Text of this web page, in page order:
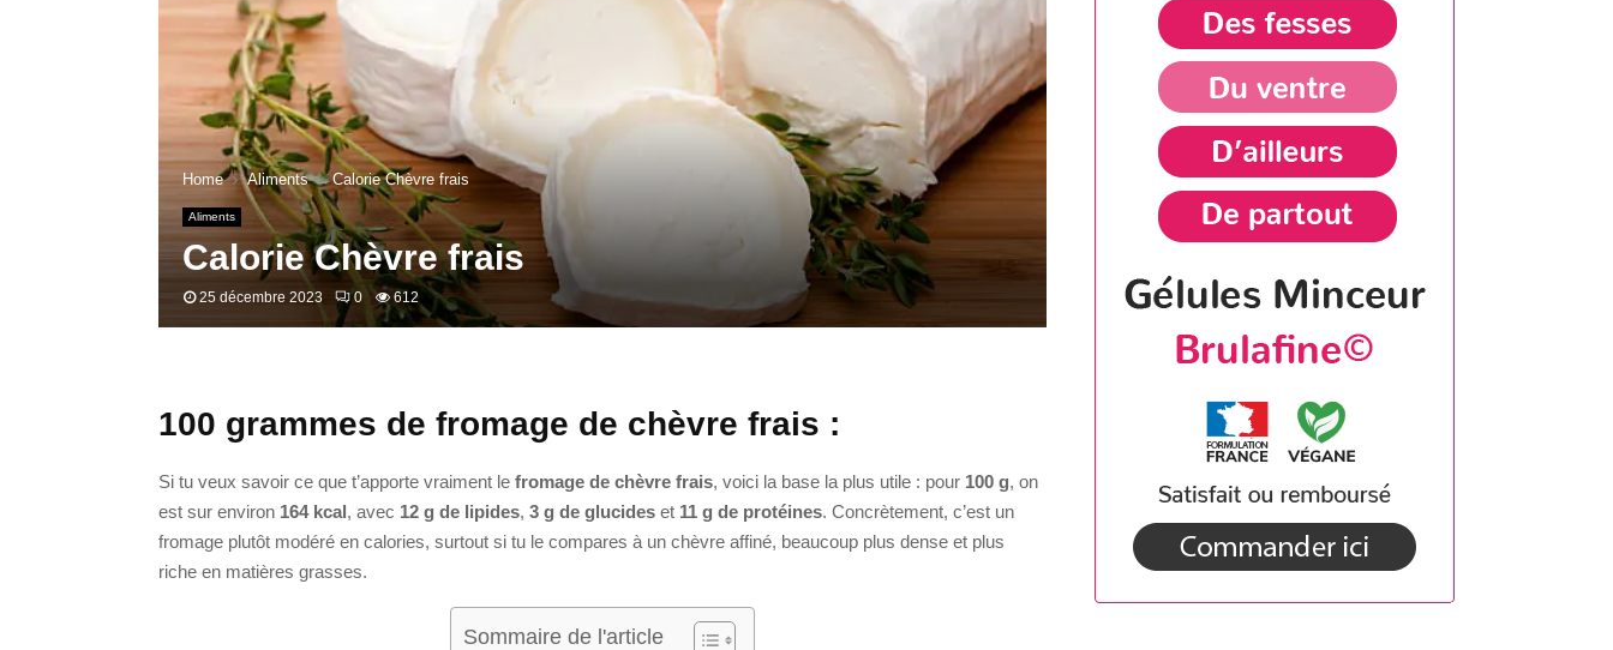
Home Aliments Calorie Chèvre frais
Aliments
Calorie Chèvre frais
25 décembre 2023 0 612
100 grammes de fromage de chèvre frais :
Si tu veux savoir ce que t’apporte vraiment le fromage de chèvre frais, voici la base la plus utile : pour 100 g, on
est sur environ 164 kcal, avec 12 g de lipides, 3 g de glucides et 11 g de protéines. Concrètement, c’est un
fromage plutôt modéré en calories, surtout si tu le compares à un chèvre affiné, beaucoup plus dense et plus
riche en matières grasses.
Sommaire de l'article